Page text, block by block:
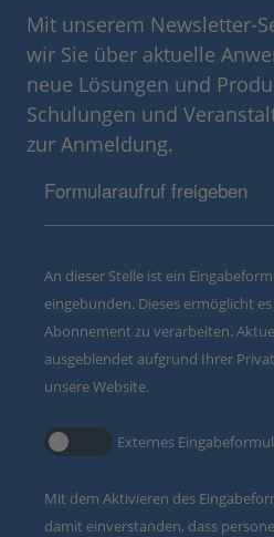
Mit unserem Newsletter-
wir Sie über aktuelle
neue Lösungen und
Schulungen und
zur Anmeldung.
Formularaufruf freigeben
An dieser Stelle ist ein
eingebunden. Dieses ermöglicht
Abonnement zu verarbeiten.
ausgeblendet aufgrund Ihrer
unsere Website.
Externes
Mit dem Aktivieren des
damit einverstanden, dass